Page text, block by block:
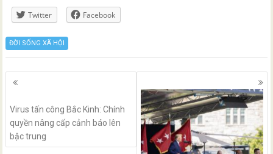
Twitter Facebook
ĐỜI SỐNG XÃ HỘI
Posts
Virus tấn công Bắc Kinh: Chính
quyền nâng cấp cảnh báo lên
bậc trung